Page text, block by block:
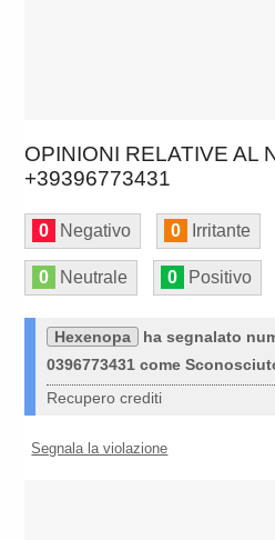
OPINIONI RELATIVE AL
+39396773431
0 Negativo 0 Irritante
0 Neutrale 0 Positivo
Hexenopa
ha segnalato
0396773431 come
Recupero crediti
Segnala la violazione